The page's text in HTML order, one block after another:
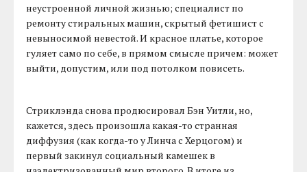
неустроенной личной жизнью; специалист по
ремонту стиральных машин, скрытый фетишист с
невыносимой невестой. И красное платье, которое
гуляет само по себе, в прямом смысле причем: может
выйти, допустим, или под потолком повисеть.
Стриклэнда снова продюсировал Бэн Уитли, но,
кажется, здесь произошла какая-то странная
диффузия (как когда-то у Линча с Херцогом) и
первый закинул социальный камешек в